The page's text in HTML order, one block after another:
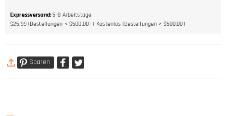
Expressversand: 5-8 Arbeitstage
$25.99 (Bestellungen < $500.00)
Kostenlos (Bestellungen > $500.00)
Sparen